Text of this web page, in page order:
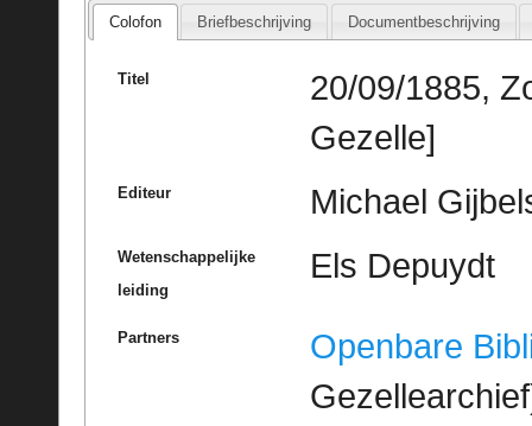
Colofon Briefbeschrijving Documentbeschrijving
Titel
20/09/1885,
Gezelle]
Editeur Michael
Wetenschappelijke
leiding
Els Depuydt
Partners
Openbare